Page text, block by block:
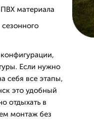
материала
Если нужно
себя все этапы,
это удобный
отдыхать в
монтаж без